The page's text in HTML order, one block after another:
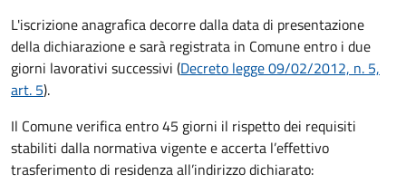
L'iscrizione anagrafica decorre dalla data di presentazione
della dichiarazione e sarà registrata in Comune entro i due
giorni lavorativi successivi (Decreto legge 09/02/2012, n. 5,
art. 5).
Il Comune verifica entro45 giorni il rispetto dei requisiti
stabiliti dalla normativa vigente e accerta l’effettivo
trasferimento di residenza all’indirizzo dichiarato: